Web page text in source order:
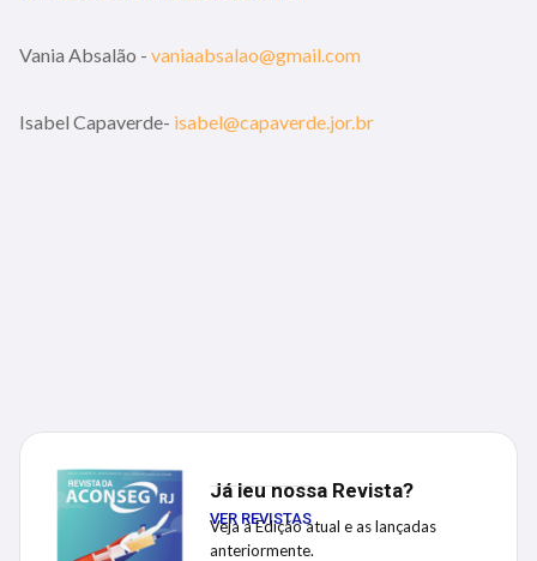
Vania Absalão - vaniaabsalao@gmail.com
Isabel Capaverde- isabel@capaverde.jor.br
Já leu nossa Revista?
Veja a Edição atual e as lançadas
anteriormente.
VER REVISTAS